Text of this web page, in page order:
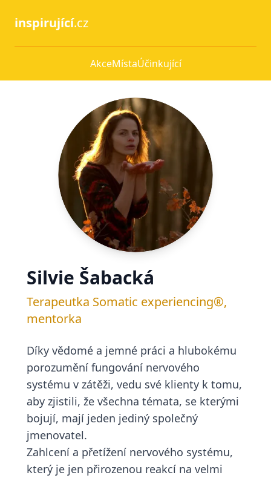
inspirující.cz
AkceMístaÚčinkující
Silvie Šabacká
Terapeutka Somatic experiencing®,
mentorka
Díky vědomé a jemné práci a hlubokému
porozumění fungování nervového
systému v zátěži, vedu své klienty k tomu,
aby zjistili, že všechna témata, se kterými
bojují, mají jeden jediný společný
jmenovatel.
Zahlcení a přetížení nervového systému,
který je jen přirozenou reakcí na velmi